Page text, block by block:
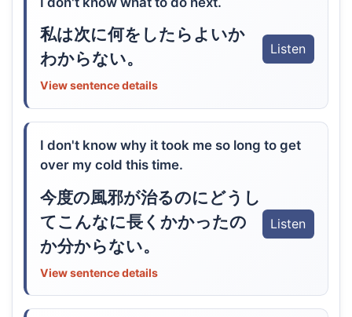
私は次に何をしたらよいか
わからない。
Listen
View sentence details
I don't know why it took me so long to get
over my cold this time.
今度の風邪が治るのにどうし
てこんなに長くかかったの
か分からない。
Listen
View sentence details